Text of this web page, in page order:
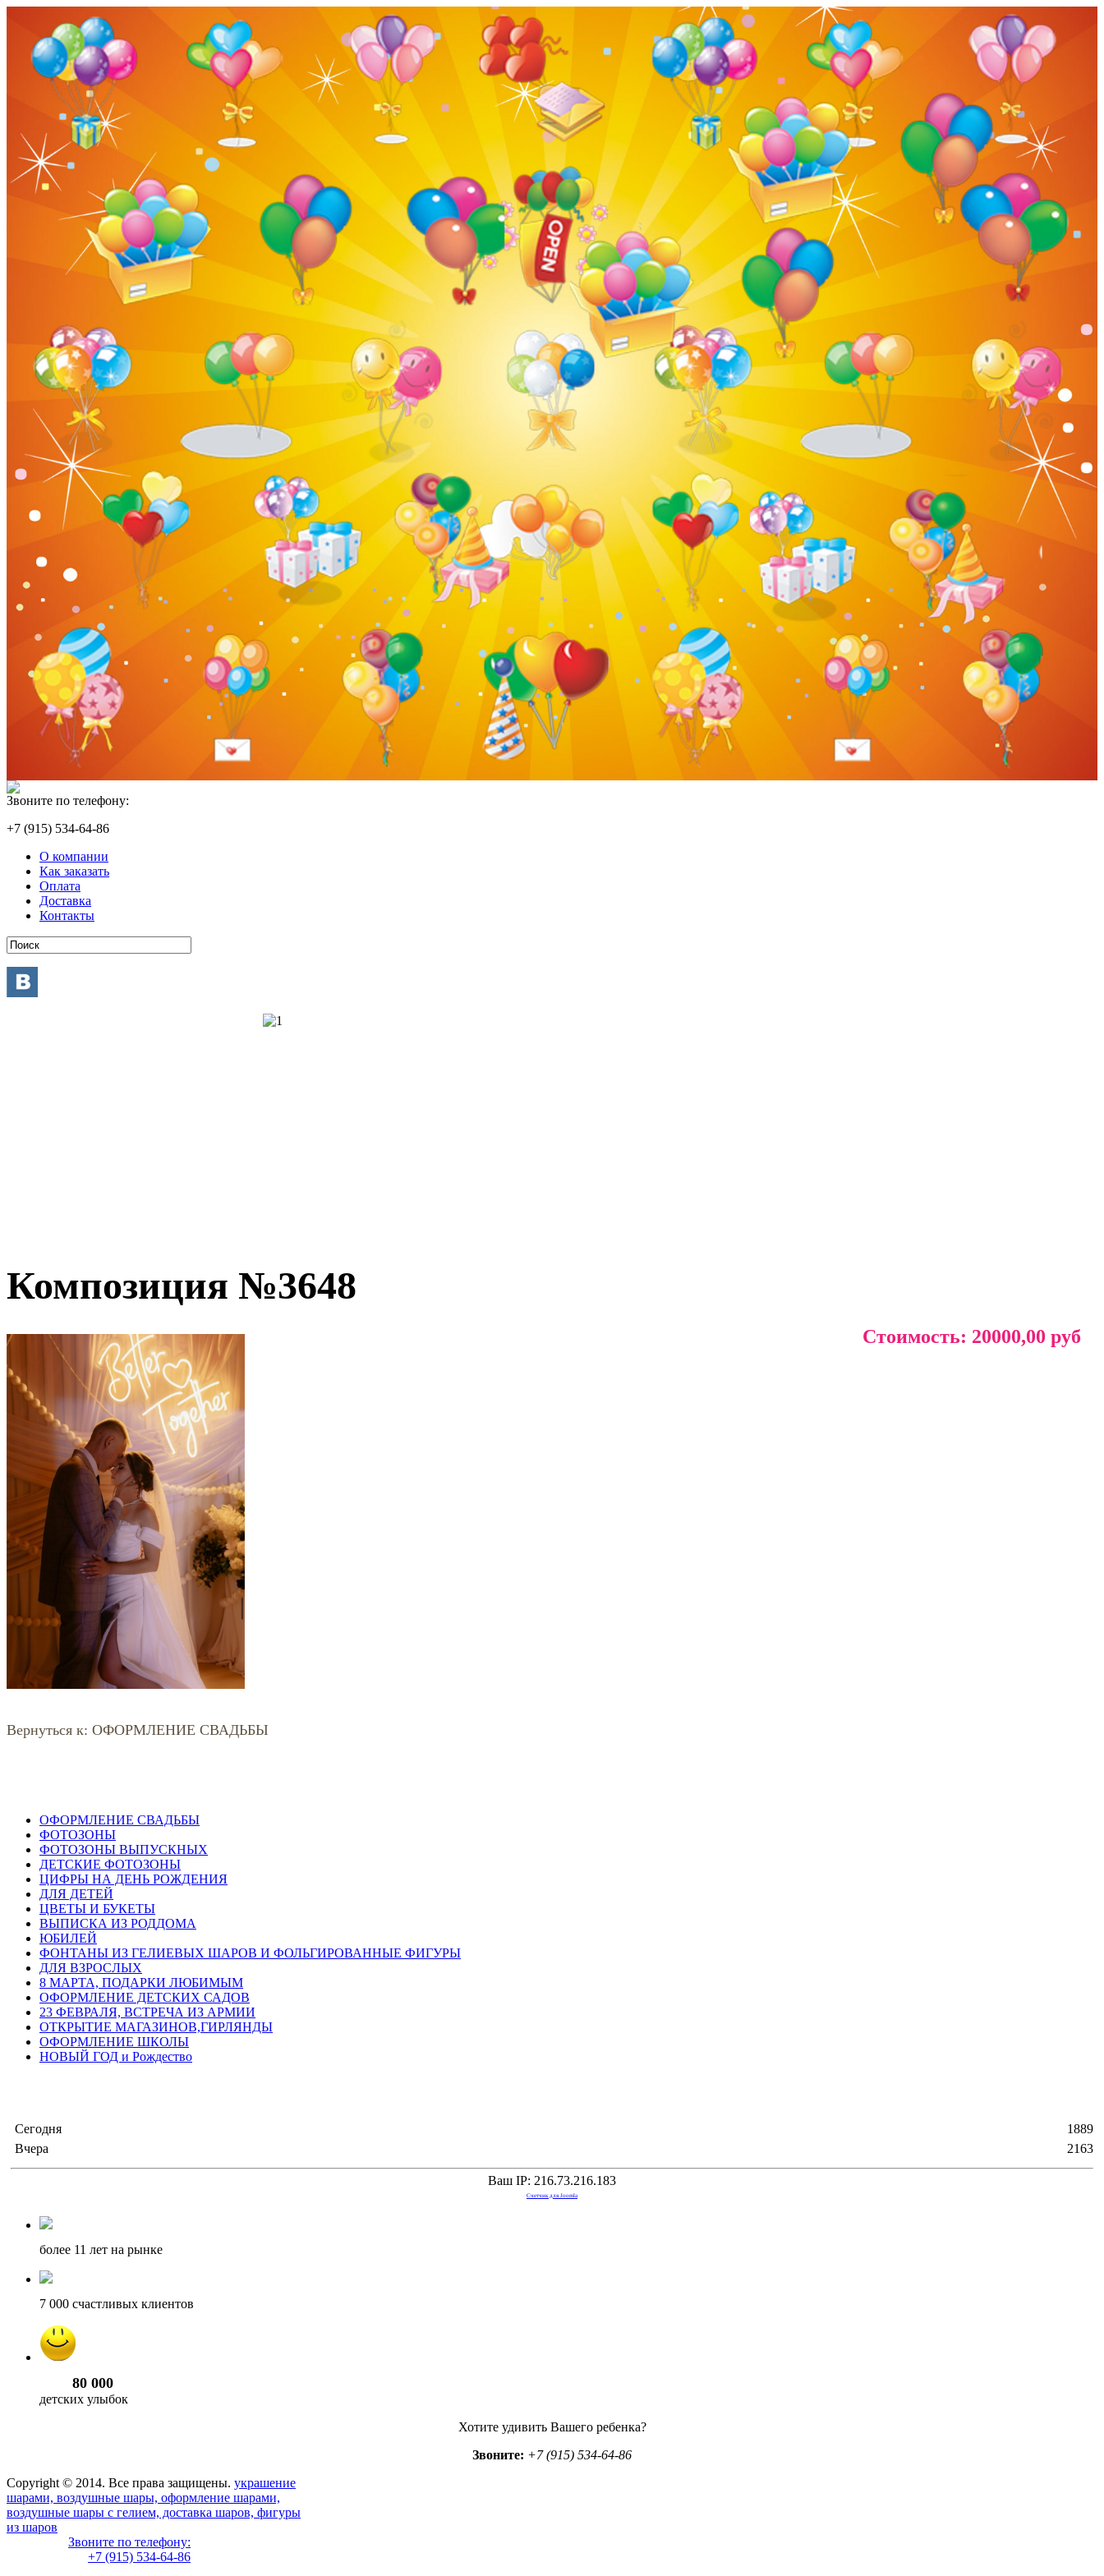
Звоните по телефону:
+7 (915) 534-64-86
О компании
Как заказать
Оплата
Доставка
Контакты
Композиция №3648
Стоимость: 20000,00 руб
Вернуться к: ОФОРМЛЕНИЕ СВАДЬБЫ
ОФОРМЛЕНИЕ СВАДЬБЫ
ФОТОЗОНЫ
ФОТОЗОНЫ ВЫПУСКНЫХ
ДЕТСКИЕ ФОТОЗОНЫ
ЦИФРЫ НА ДЕНЬ РОЖДЕНИЯ
ДЛЯ ДЕТЕЙ
ЦВЕТЫ И БУКЕТЫ
ВЫПИСКА ИЗ РОДДОМА
ЮБИЛЕЙ
ФОНТАНЫ ИЗ ГЕЛИЕВЫХ ШАРОВ И ФОЛЬГИРОВАННЫЕ ФИГУРЫ
ДЛЯ ВЗРОСЛЫХ
8 МАРТА, ПОДАРКИ ЛЮБИМЫМ
ОФОРМЛЕНИЕ ДЕТСКИХ САДОВ
23 ФЕВРАЛЯ, ВСТРЕЧА ИЗ АРМИИ
ОТКРЫТИЕ МАГАЗИНОВ,ГИРЛЯНДЫ
ОФОРМЛЕНИЕ ШКОЛЫ
НОВЫЙ ГОД и Рождество
Сегодня
Вчера
1889
2163
Ваш IP: 216.73.216.183
Счетчик для Joomla
более 11 лет на рынке
7 000 счастливых клиентов
80 000
детских улыбок
Хотите удивить Вашего ребенка?
Звоните: +7 (915) 534-64-86
Copyright © 2014. Все права защищены. украшение
шарами, воздушные шары, оформление шарами,
воздушные шары с гелием, доставка шаров, фигуры
из шаров
Звоните по телефону:
+7 (915) 534-64-86